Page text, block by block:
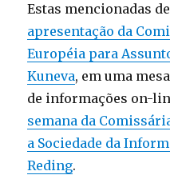
Estas mencionadas
apresentação da
Européia para
Kuneva, em uma
de informações on-
semana da
a Sociedade da
Reding.